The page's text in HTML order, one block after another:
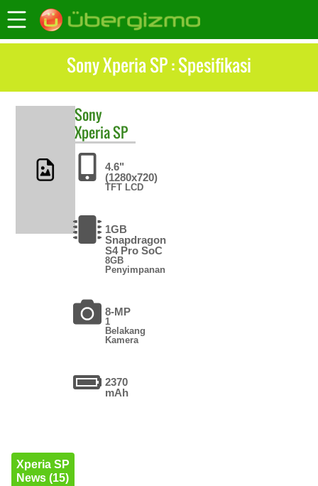
Sony Xperia SP : Spesifikasi
Sony
Xperia SP
4.6"
(1280x720)
TFT LCD
1GB
Snapdragon
S4 Pro SoC
8GB
Penyimpanan
8-MP
1
Belakang
Kamera
2370
mAh
Xperia SP
News (15)